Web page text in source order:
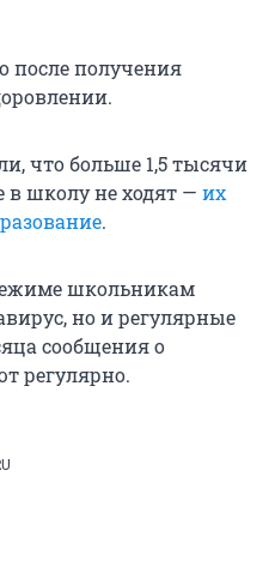
после получения
что больше 1,5 тысячи
школу не ходят — их
.
школьникам
но и регулярные
сообщения о
регулярно.